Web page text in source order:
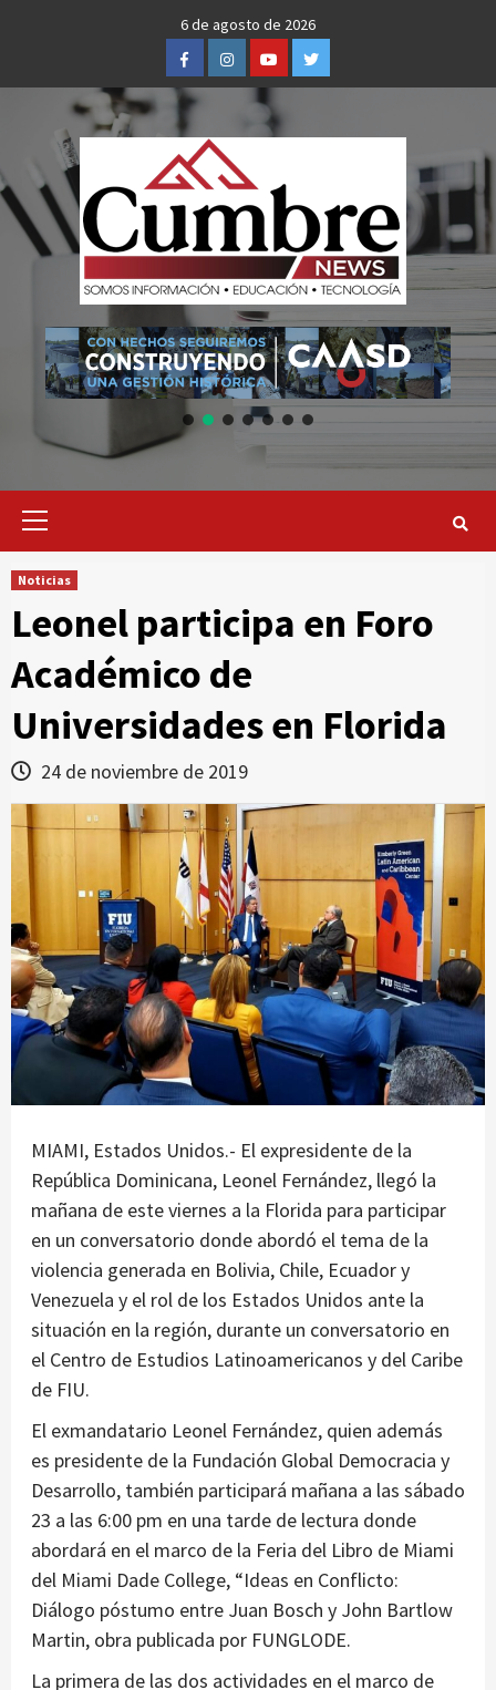
6 de agosto de 2026
FacebookInstagramYoutubeTwitter
Primary
Noticias
Leonel participa en Foro
Académico de
Universidades en Florida
24 de noviembre de 2019
MIAMI, Estados Unidos.- El expresidente de la
República Dominicana, Leonel Fernández, llegó la
mañana de este viernes a la Florida para participar
en un conversatorio donde abordó el tema de la
violencia generada en Bolivia, Chile, Ecuador y
Venezuela y el rol de los Estados Unidos ante la
situación en la región, durante un conversatorio en
el Centro de Estudios Latinoamericanos y del Caribe
de FIU.
El exmandatario Leonel Fernández, quien además
es presidente de la Fundación Global Democracia y
Desarrollo, también participará mañana a las sábado
23 a las 6:00 pm en una tarde de lectura donde
abordará en el marco de la Feria del Libro de Miami
del Miami Dade College, “Ideas en Conflicto:
Diálogo póstumo entre Juan Bosch y John Bartlow
Martin, obra publicada por FUNGLODE.
La primera de las dos actividades en el marco de